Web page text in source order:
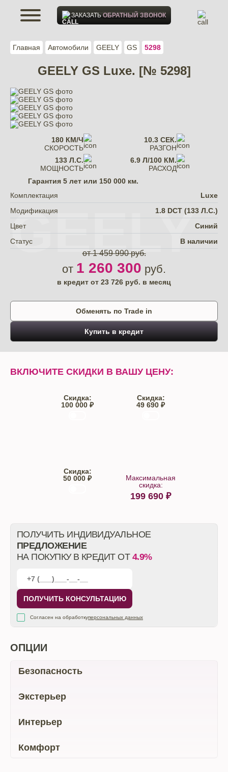
Главная Автомобили GEELY GS 5298
GEELY GS Luxe. [№ 5298]
GEELY
Гарантия 5 лет или 150 000 км.
Комплектация
Luxe
Модификация
1.8 DCT (133 Л.С.)
Цвет
Синий
Статус
В наличии
от 1 459 990 руб.
от 1 260 300 руб.
в кредит от 23 726 руб. в месяц
180 КМ/Ч
СКОРОСТЬ
10.3 СЕК.
РАЗГОН
133 Л.С.
МОЩНОСТЬ
6.9 Л/100 КМ.
РАСХОД
Обменять по Trade in
Купить в кредит
ВКЛЮЧИТЕ СКИДКИ В ВАШУ ЦЕНУ:
Скидка:
100 000 ₽
Скидка:
49 690 ₽
Скидка:
50 000 ₽
Максимальная
скидка:
199 690 ₽
ПОЛУЧИТЬ ИНДИВИДУАЛЬНОЕ
ПРЕДЛОЖЕНИЕ
НА ПОКУПКУ В КРЕДИТ ОТ 4.9%
ПОЛУЧИТЬ КОНСУЛЬТАЦИЮ
Согласен на обработкуперсональных данных
ОПЦИИ
Безопасность
Экстерьер
Интерьер
Комфорт
ЗАКАЗАТЬОБРАТНЫЙ ЗВОНОК